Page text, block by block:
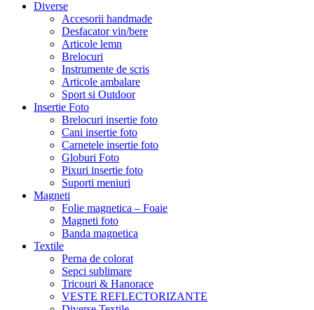
Diverse
Accesorii handmade
Desfacator vin/bere
Articole lemn
Brelocuri
Instrumente de scris
Articole ambalare
Sport si Outdoor
Insertie Foto
Brelocuri insertie foto
Cani insertie foto
Carnetele insertie foto
Globuri Foto
Pixuri insertie foto
Suporti meniuri
Magneti
Folie magnetica – Foaie
Magneti foto
Banda magnetica
Textile
Perna de colorat
Sepci sublimare
Tricouri & Hanorace
VESTE REFLECTORIZANTE